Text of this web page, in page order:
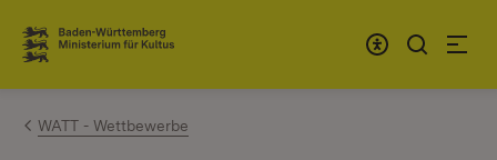
Zum Inhalt springen
Link zur Startseite
WATT - Wettbewerbe